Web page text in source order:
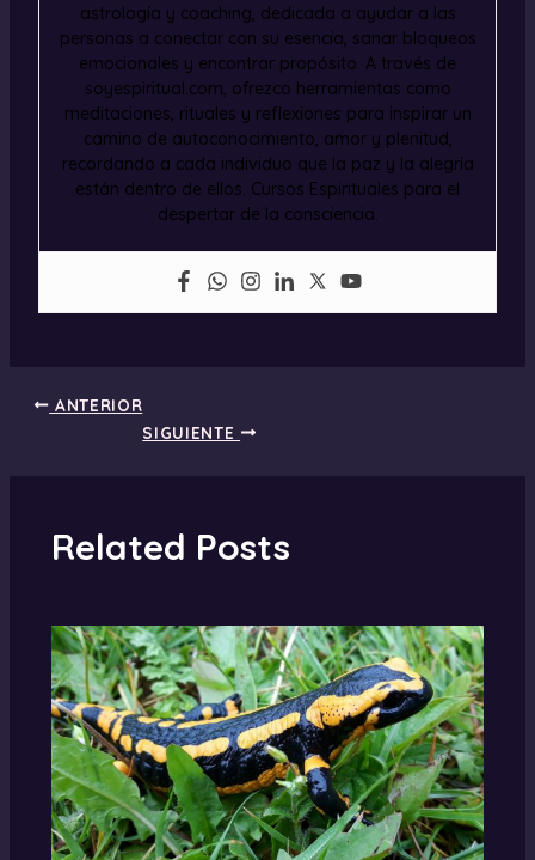
astrología y coaching, dedicada a ayudar a las
personas a conectar con su esencia, sanar bloqueos
emocionales y encontrar propósito. A través de
soyespiritual.com, ofrezco herramientas como
meditaciones, rituales y reflexiones para inspirar un
camino de autoconocimiento, amor y plenitud,
recordando a cada individuo que la paz y la alegría
están dentro de ellos. Cursos Espirituales para el
despertar de la consciencia.
ANTERIOR
SIGUIENTE
Related Posts